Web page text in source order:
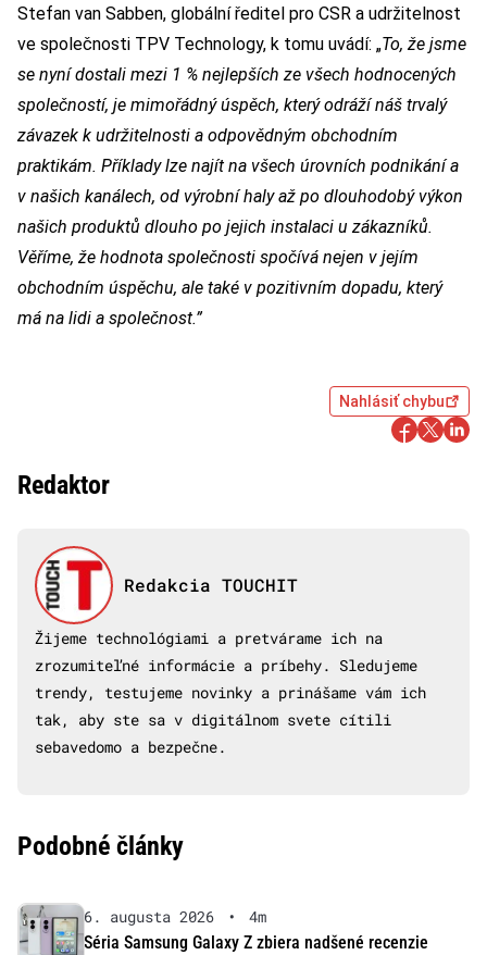
Stefan van Sabben, globální ředitel pro CSR a udržitelnost
ve společnosti TPV Technology, k tomu uvádí: „To, že jsme
se nyní dostali mezi 1 % nejlepších ze všech hodnocených
společností, je mimořádný úspěch, který odráží náš trvalý
závazek k udržitelnosti a odpovědným obchodním
praktikám. Příklady lze najít na všech úrovních podnikání a
v našich kanálech, od výrobní haly až po dlouhodobý výkon
našich produktů dlouho po jejich instalaci u zákazníků.
Věříme, že hodnota společnosti spočívá nejen v jejím
obchodním úspěchu, ale také v pozitivním dopadu, který
má na lidi a společnost.”
Nahlásiť chybu
Redaktor
Redakcia TOUCHIT
Žijeme technológiami a pretvárame ich na
zrozumiteľné informácie a príbehy. Sledujeme
trendy, testujeme novinky a prinášame vám ich
tak, aby ste sa v digitálnom svete cítili
sebavedomo a bezpečne.
Podobné články
6. augusta 2026 •
4m
Séria Samsung Galaxy Z zbiera nadšené recenzie